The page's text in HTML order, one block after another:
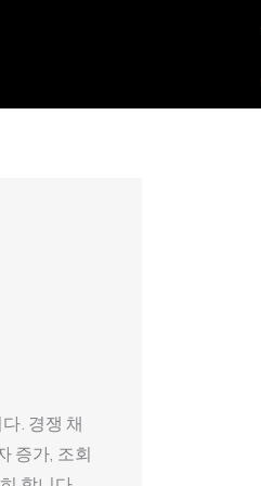
. 경쟁 채
증가, 조회